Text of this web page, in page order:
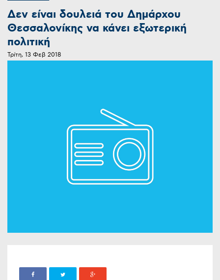
Δεν είναι δουλειά του Δημάρχου
Θεσσαλονίκης να κάνει εξωτερική
πολιτική
Τρίτη, 13 Φεβ 2018